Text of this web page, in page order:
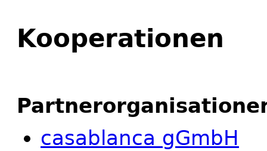
Kooperationen
casablanca gGmbH